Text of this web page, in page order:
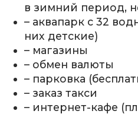
в зимний период,
– аквапарк с 32
них детские)
– магазины
– обмен валюты
– парковка
– заказ такси
– интернет-кафе